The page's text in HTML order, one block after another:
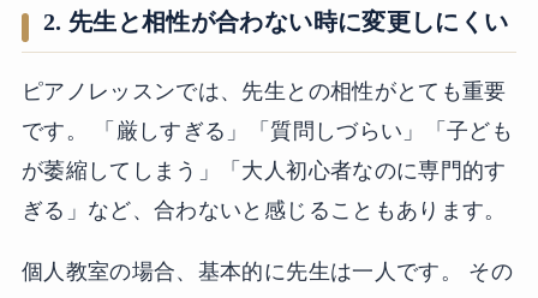
2. 先生と相性が合わない時に変更しにくい
ピアノレッスンでは、先生との相性がとても重要
です。 「厳しすぎる」「質問しづらい」「子ども
が萎縮してしまう」「大人初心者なのに専門的す
ぎる」など、合わないと感じることもあります。
個人教室の場合、基本的に先生は一人です。 その